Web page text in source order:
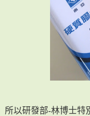
所以研發部-林博士特